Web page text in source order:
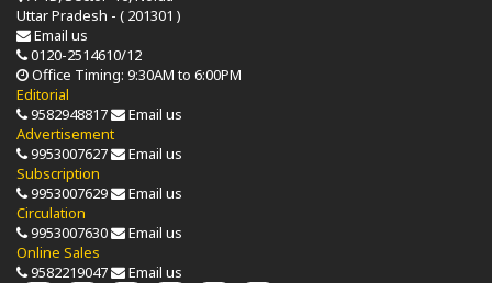
Uttar Pradesh - ( 201301 )
Email us
0120-2514610/12
Office Timing: 9:30AM to 6:00PM
Editorial
9582948817
Email us
Advertisement
9953007627
Email us
Subscription
9953007629
Email us
Circulation
9953007630
Email us
Online Sales
9582219047
Email us